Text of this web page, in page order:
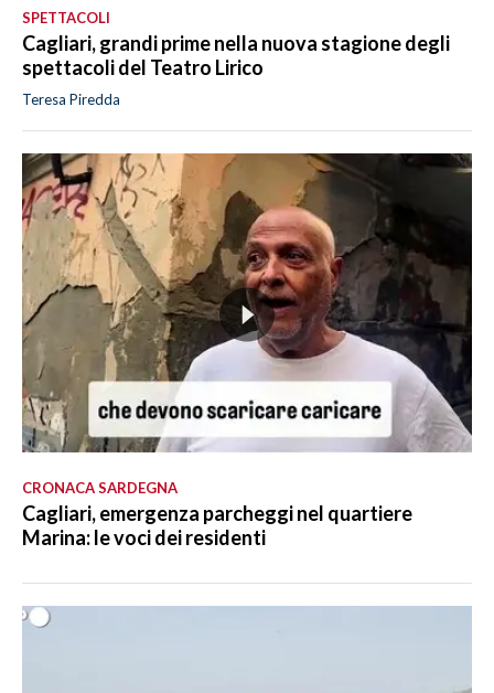
SPETTACOLI
Cagliari, grandi prime nella nuova stagione degli
spettacoli del Teatro Lirico
Teresa Piredda
CRONACA SARDEGNA
Cagliari, emergenza parcheggi nel quartiere
Marina: le voci dei residenti